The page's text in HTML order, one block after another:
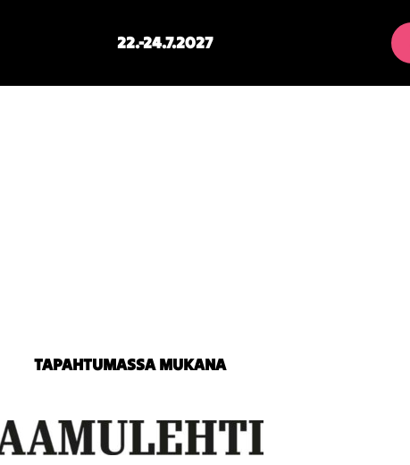
22.-24.7.2027
TAPAHTUMASSA MUKANA